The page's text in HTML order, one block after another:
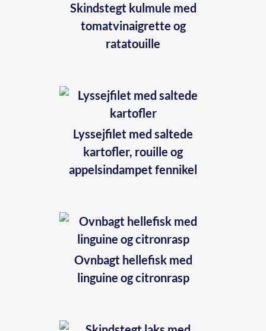
Skindstegt kulmule med
tomatvinaigrette og
ratatouille
Lyssejfilet med saltede
kartofler, rouille og
appelsindampet fennikel
Ovnbagt hellefisk med
linguine og citronrasp